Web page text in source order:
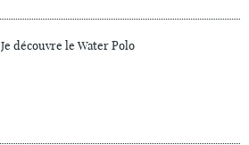
Je découvre le Water Polo